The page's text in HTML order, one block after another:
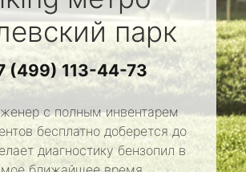
парк
(499) 113-44-73
с полным инвентарем
бесплатно доберется до
диагностику бензопил в